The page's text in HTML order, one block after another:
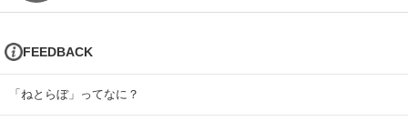
FEEDBACK
「ねとらぼ」ってなに？